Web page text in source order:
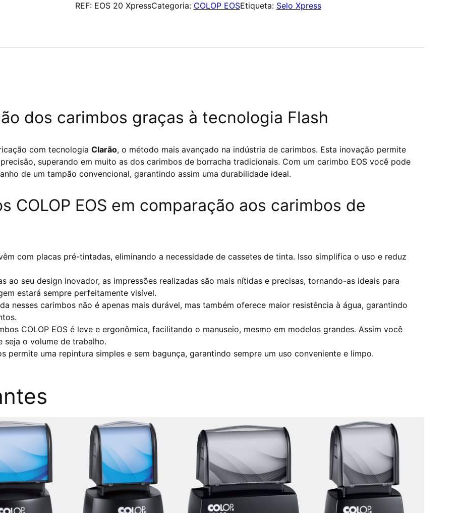
EOS
REF: EOS 20 XpressCategoria: COLOP EOSEtiqueta: Selo Xpress
dos carimbos graças à tecnologia Flash
com tecnologiaClarão, o método mais avançado na indústria de carimbos. Esta inovação permite
superando em muito as dos carimbos de borracha tradicionais. Com um carimbo EOS você pode
de um tampão convencional, garantindo assim uma durabilidade ideal.
COLOP EOS em comparação aos carimbos de
com placas pré-tintadas, eliminando a necessidade de cassetes de tinta. Isso simplifica o uso e reduz
ao seu design inovador, as impressões realizadas são mais nítidas e precisas, tornando-as ideais para
estará sempre perfeitamente visível.
nesses carimbos não é apenas mais durável, mas também oferece maior resistência à água, garantindo
COLOP EOS é leve e ergonômica, facilitando o manuseio, mesmo em modelos grandes. Assim você
seja o volume de trabalho.
permite uma repintura simples e sem bagunça, garantindo sempre um uso conveniente e limpo.